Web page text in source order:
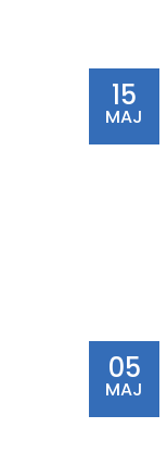
15
MAJ
05
MAJ